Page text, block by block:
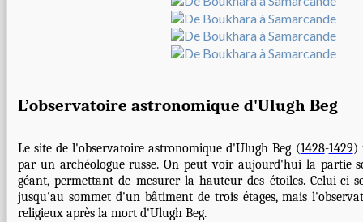
L’observatoire astronomique d'Ulugh Beg
Le site de l'observatoire astronomique d'Ulugh Beg (1428-1429)
par un archéologue russe. On peut voir aujourd'hui la partie
géant, permettant de mesurer la hauteur des étoiles. Celui-ci
jusqu'au sommet d'un bâtiment de trois étages, mais
religieux après la mort d'Ulugh Beg.